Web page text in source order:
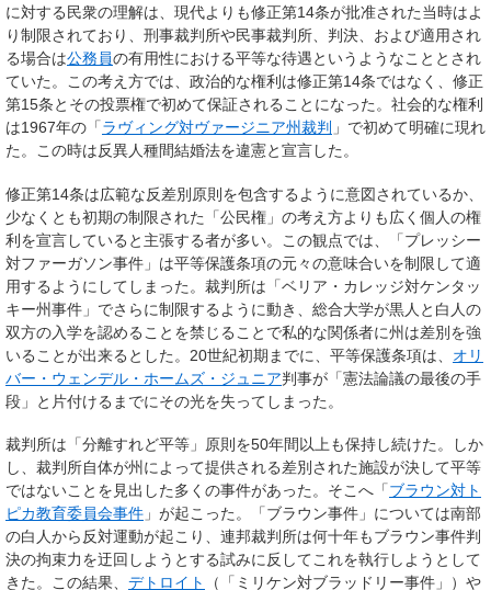
に対する民衆の理解は、現代よりも修正第14条が批准された当時はよ
り制限されており、刑事裁判所や民事裁判所、判決、および適用され
る場合は公務員の有用性における平等な待遇というようなこととされ
ていた。この考え方では、政治的な権利は修正第14条ではなく、修正
第15条とその投票権で初めて保証されることになった。社会的な権利
は1967年の「ラヴィング対ヴァージニア州裁判 」で初めて明確に現れ
た。この時は反異人種間結婚法を違憲と宣言した。
修正第14条は広範な反差別原則を包含するように意図されているか、
少なくとも初期の制限された「公民権」の考え方よりも広く個人の権
利を宣言していると主張する者が多い。この観点では、「プレッシー
対ファーガソン事件」は平等保護条項の元々の意味合いを制限して適
用するようにしてしまった。裁判所は「ベリア・カレッジ対ケンタッ
キー州事件」でさらに制限するように動き、総合大学が黒人と白人の
双方の入学を認めることを禁じることで私的な関係者に州は差別を強
いることが出来るとした。20世紀初期までに、平等保護条項は、 オリ
バー・ウェンデル・ホームズ・ジュニア判事が「憲法論議の最後の手
段」と片付けるまでにその光を失ってしまった。
裁判所は「分離すれど平等」原則を50年間以上も保持し続けた。しか
し、裁判所自体が州によって提供される差別された施設が決して平等
ではないことを見出した多くの事件があった。そこへ「ブラウン対ト
ピカ教育委員会事件 」が起こった。「ブラウン事件」については南部
の白人から反対運動が起こり、連邦裁判所は何十年もブラウン事件判
決の拘束力を迂回しようとする試みに反してこれを執行しようとして
きた。この結果、 デトロイト
（「ミリケン対ブラッドリー事件」）や